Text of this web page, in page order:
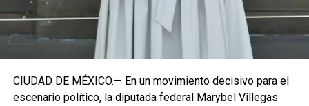
Fuente: 5to Poder Agencia de Noticias
CIUDAD DE MÉXICO.— En un movimiento decisivo para el
escenario político, la diputada federal Marybel Villegas